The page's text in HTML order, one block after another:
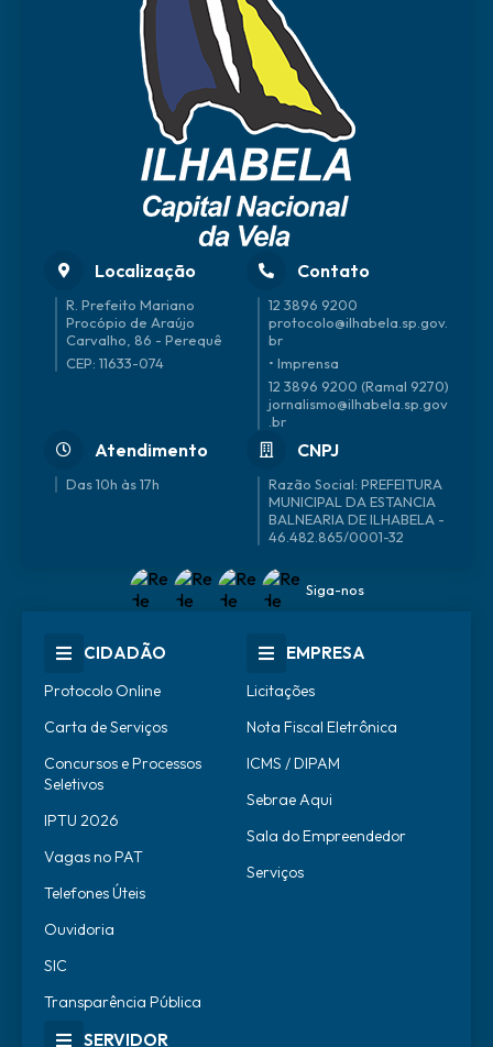
Localização
R. Prefeito Mariano
Procópio de Araújo
Carvalho, 86 - Perequê
CEP: 11633-074
Contato
12 3896 9200
protocolo@ilhabela.sp.gov.
br
• Imprensa
12 3896 9200 (Ramal 9270)
jornalismo@ilhabela.sp.gov
.br
Atendimento
Das 10h às 17h
CNPJ
46.482.865/0001-32
Siga-nos
CIDADÃO
Protocolo Online
Carta de Serviços
Concursos e Processos
Seletivos
IPTU 2026
Vagas no PAT
Telefones Úteis
Ouvidoria
SIC
Transparência Pública
EMPRESA
Licitações
Nota Fiscal Eletrônica
ICMS / DIPAM
Sebrae Aqui
Sala do Empreendedor
Serviços
SERVIDOR